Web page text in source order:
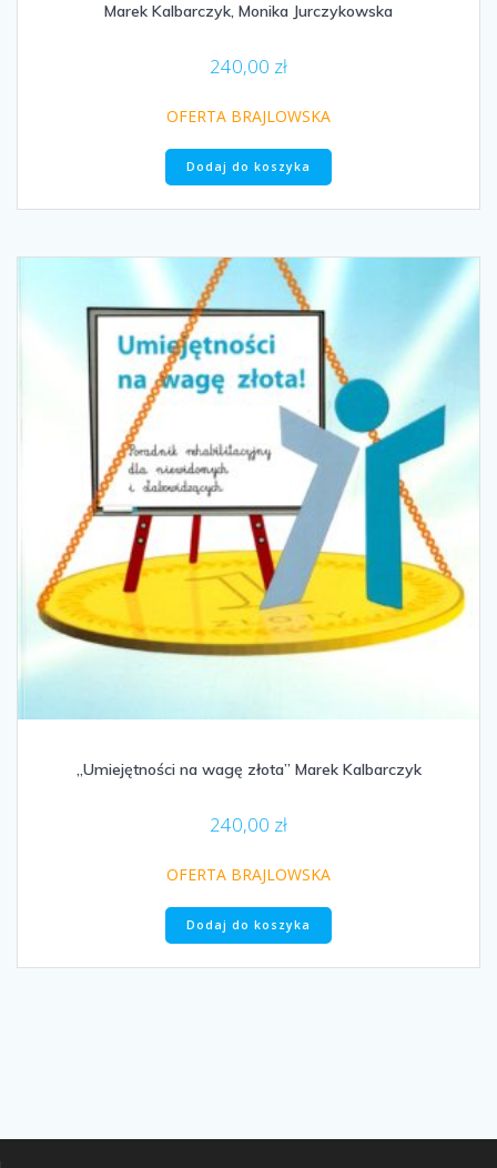
Marek Kalbarczyk, Monika Jurczykowska
240,00 zł
OFERTA BRAJLOWSKA
Dodaj do koszyka
„Umiejętności na wagę złota” Marek Kalbarczyk
240,00 zł
OFERTA BRAJLOWSKA
Dodaj do koszyka